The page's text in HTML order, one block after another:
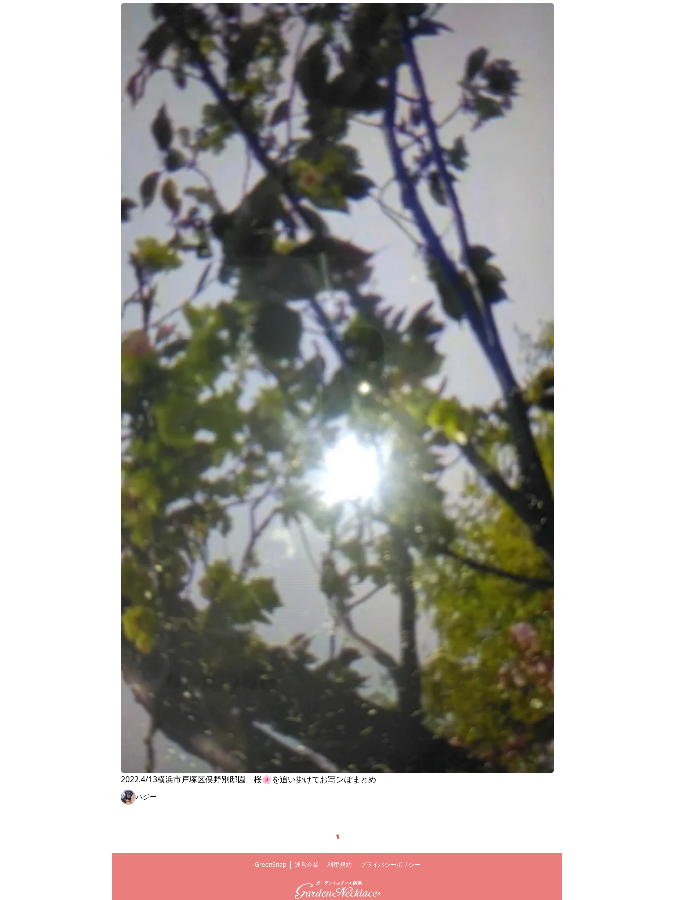
2022.4/13横浜市戸塚区俣野別邸園 桜🌸を追い掛けてお写ンぽまとめ
ハジー
1
GreenSnap 運営企業 利用規約 プライバシーポリシー